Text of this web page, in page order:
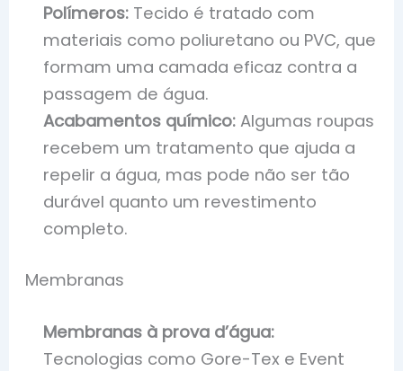
Polímeros: Tecido é tratado com
materiais como poliuretano ou PVC, que
formam uma camada eficaz contra a
passagem de água.
Acabamentos químico: Algumas roupas
recebem um tratamento que ajuda a
repelir a água, mas pode não ser tão
durável quanto um revestimento
completo.
Membranas
Membranas à prova d’água:
Tecnologias como Gore-Tex e Event